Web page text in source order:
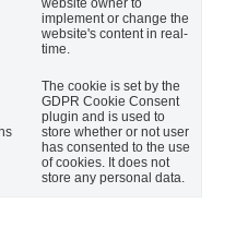
implement or change the
website's content in real-
time.
The cookie is set by the
GDPR Cookie Consent
plugin and is used to
store whether or not user
has consented to the use
of cookies. It does not
store any personal data.